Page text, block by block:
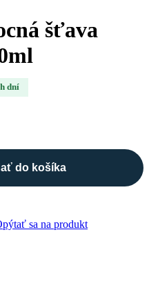
šťava
dní
do košíka
sa na produkt